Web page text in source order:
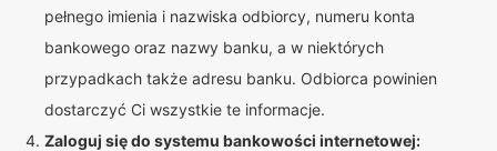
pełnego imienia i nazwiska odbiorcy, numeru konta
bankowego oraz nazwy banku, a w niektórych
przypadkach także adresu banku. Odbiorca powinien
dostarczyć Ci wszystkie te informacje.
Zaloguj się do systemu bankowości internetowej: